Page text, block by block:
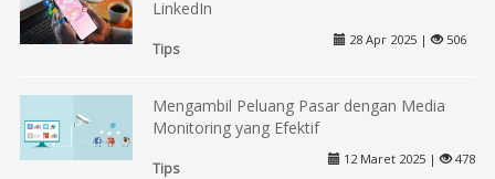
LinkedIn
Tips
28 Apr 2025 | 506
Mengambil Peluang Pasar dengan Media
Monitoring yang Efektif
Tips
12 Maret 2025 | 478